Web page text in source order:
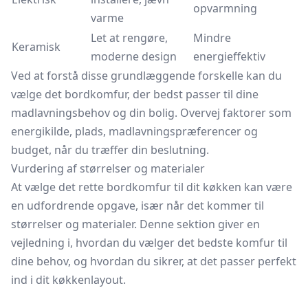
varme
opvarmning
Keramisk
Let at rengøre,
moderne design
Mindre
energieffektiv
Ved at forstå disse grundlæggende forskelle kan du
vælge det bordkomfur, der bedst passer til dine
madlavningsbehov og din bolig. Overvej faktorer som
energikilde, plads, madlavningspræferencer og
budget, når du træffer din beslutning.
Vurdering af størrelser og materialer
At vælge det rette bordkomfur til dit køkken kan være
en udfordrende opgave, især når det kommer til
størrelser og materialer. Denne sektion giver en
vejledning i, hvordan du vælger det bedste komfur til
dine behov, og hvordan du sikrer, at det passer perfekt
ind i dit køkkenlayout.